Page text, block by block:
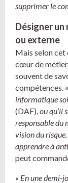
supprimer le
Désigner
ou externe
Mais selon cet
cœur de métier
souvent de
compétences. «
informatique
(DAF), ou qu’il
responsable du
vision du
apprendre à
peut
« En une demi-